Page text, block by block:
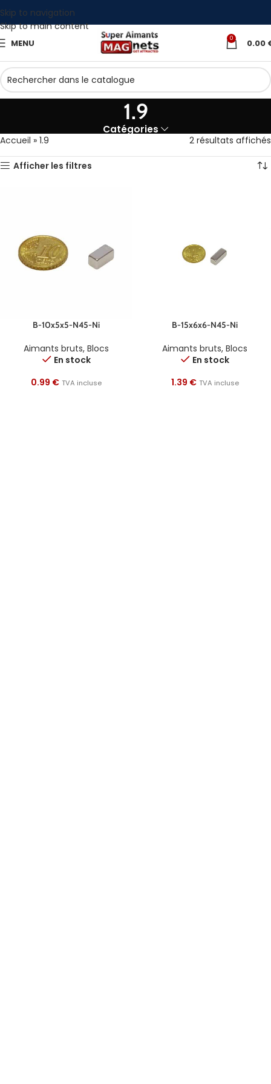
Skip to navigation
Skip to main content
MENU 0 0.00
1.9
Catégories
Accueil » 1.9 2 résultats affichés
Afficher les filtres
B-10x5x5-N45-Ni
Aimants bruts, Blocs
En stock
0.99 € TVA incluse
B-15x6x6-N45-Ni
Aimants bruts, Blocs
En stock
1.39 € TVA incluse